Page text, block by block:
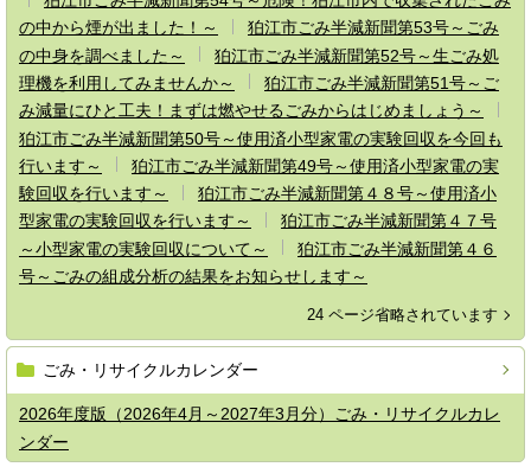
の中から煙が出ました！～
狛江市ごみ半減新聞第53号～ごみ
の中身を調べました～
狛江市ごみ半減新聞第52号～生ごみ処
理機を利用してみませんか～
狛江市ごみ半減新聞第51号～ご
み減量にひと工夫！まずは燃やせるごみからはじめましょう～
狛江市ごみ半減新聞第50号～使用済小型家電の実験回収を今回も
行います～
狛江市ごみ半減新聞第49号～使用済小型家電の実
験回収を行います～
狛江市ごみ半減新聞第４８号～使用済小
型家電の実験回収を行います～
狛江市ごみ半減新聞第４７号
～小型家電の実験回収について～
狛江市ごみ半減新聞第４６
号～ごみの組成分析の結果をお知らせします～
24 ページ省略されています
ごみ・リサイクルカレンダー
2026年度版（2026年4月～2027年3月分）ごみ・リサイクルカレ
ンダー